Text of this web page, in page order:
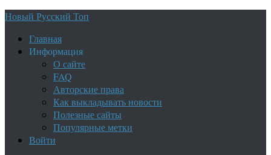
Новый Русский Топ
Главная
Информация
О сайте
FAQ
Авторские права
Как выкладывать новости
Полезные сайты
Популярные метки
Войти